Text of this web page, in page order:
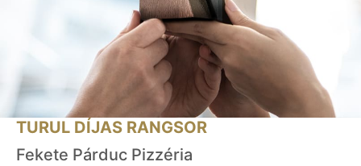
TURUL DÍJAS RANGSOR
Fekete Párduc Pizzéria